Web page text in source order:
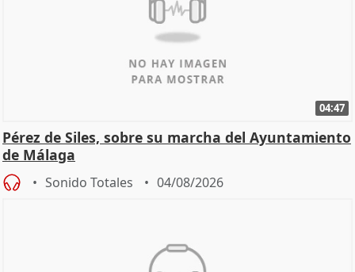
04:47
Pérez de Siles, sobre su marcha del Ayuntamiento
de Málaga
Sonido Totales 04/08/2026